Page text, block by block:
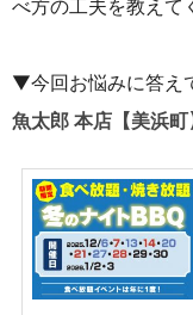
べ方の工夫を教えて
▼今回お悩みに答え
魚太郎 本店【美浜町